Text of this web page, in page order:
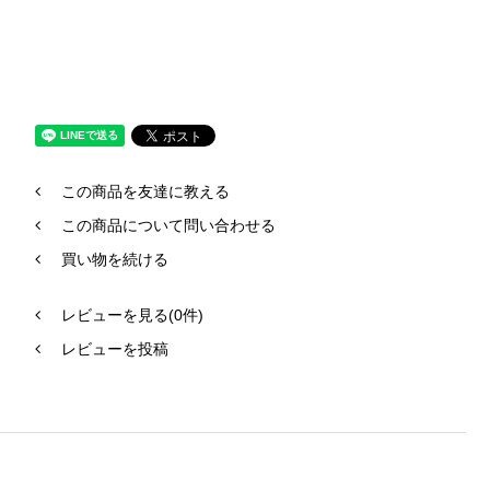
この商品を友達に教える
この商品について問い合わせる
買い物を続ける
レビューを見る(0件)
レビューを投稿